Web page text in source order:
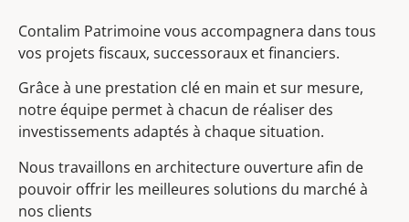
Contalim Patrimoine vous accompagnera dans tous
vos projets fiscaux, successoraux et financiers.
Grâce à une prestation clé en main et sur mesure,
notre équipe permet à chacun de réaliser des
investissements adaptés à chaque situation.
Nous travaillons en architecture ouverture afin de
pouvoir offrir les meilleures solutions du marché à
nos clients